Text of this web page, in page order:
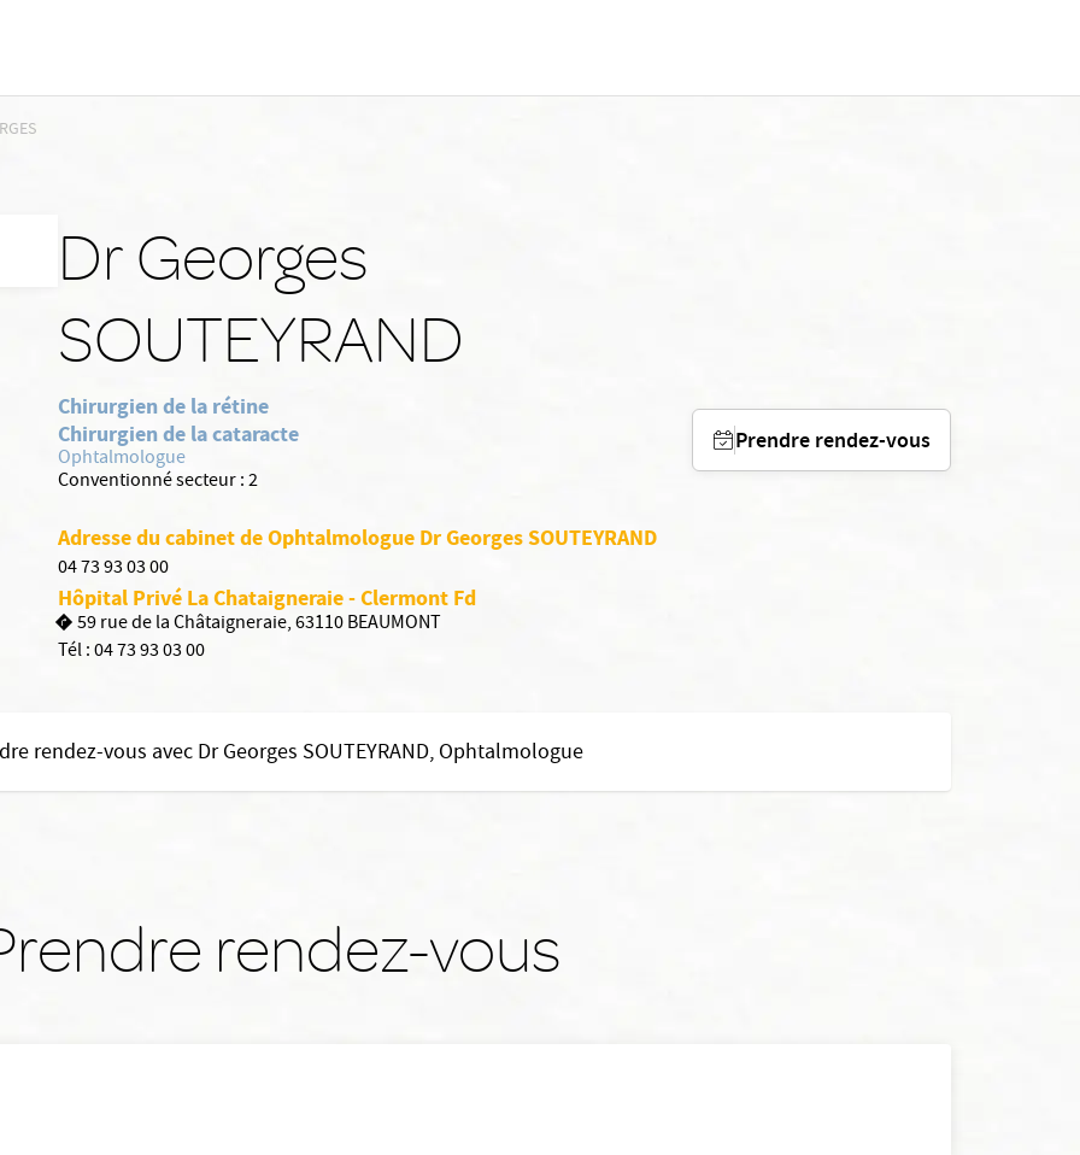
Dr Georges
SOUTEYRAND
Chirurgien de la rétine
Chirurgien de la cataracte
Ophtalmologue
Conventionné secteur :2
Adresse du cabinet de Ophtalmologue Dr Georges SOUTEYRAND
04 73 93 03 00
Hôpital Privé La Chataigneraie - Clermont Fd
59 rue de la Châtaigneraie, 63110 BEAUMONT
Tél :04 73 93 03 00
Prendre rendez-vous
rendez-vous avec Dr Georges SOUTEYRAND, Ophtalmologue
rendez-vous